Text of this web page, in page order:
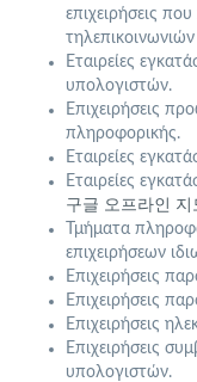
επιχειρήσεις
τηλεπικοινωνιών
Εταιρείες
υπολογιστών.
Επιχειρήσεις
πληροφορικής.
Εταιρείες
Εταιρείες
구글 오프라인 지
Τμήματα
επιχειρήσεων
Επιχειρήσεις
Επιχειρήσεις
Επιχειρήσεις
Επιχειρήσεις
υπολογιστών.